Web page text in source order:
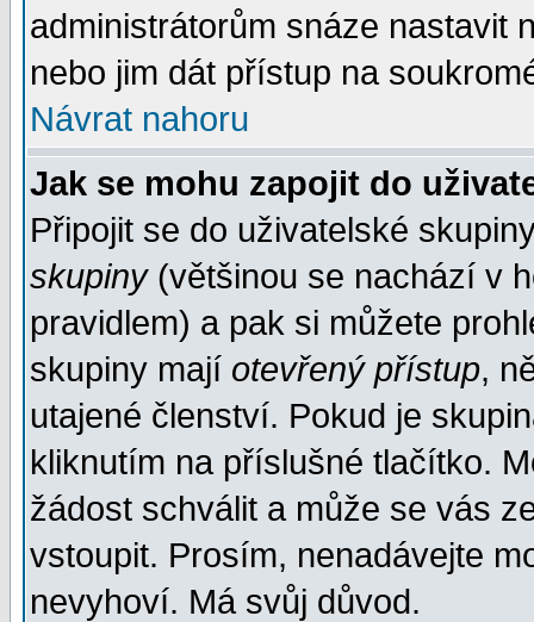
administrátorům snáze nastavit
nebo jim dát přístup na
Návrat nahoru
Jak se mohu zapojit do
Připojit se do uživatelské
skupiny(většinou se nachází v
pravidlem) a pak si můžete
skupiny mají otevřený přístup,
utajené členství. Pokud je
kliknutím na příslušné tlačítko.
žádost schválit a může se vás
vstoupit. Prosím, nenadávejte
nevyhoví. Má svůj důvod.